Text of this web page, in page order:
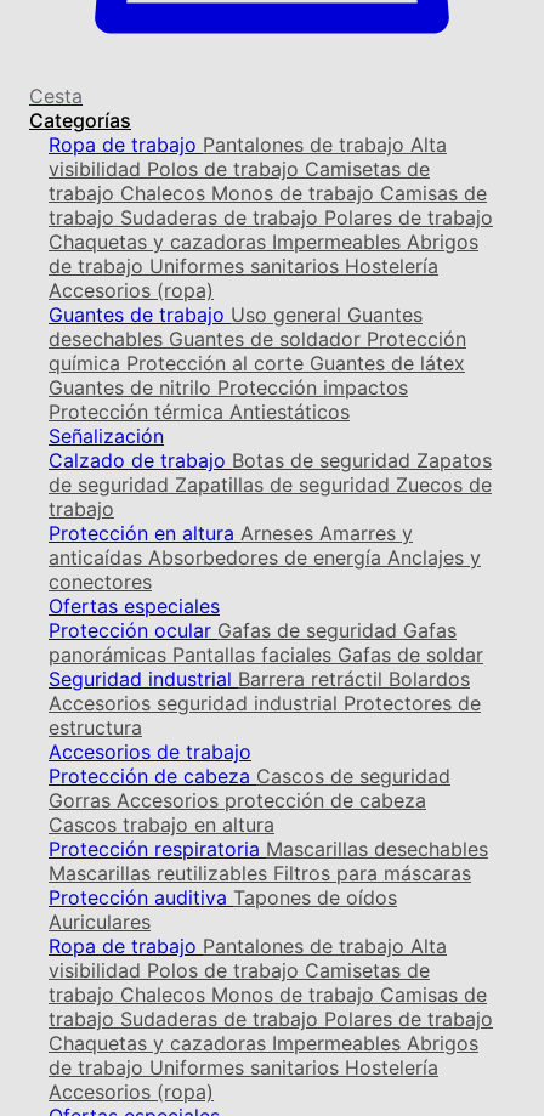
Cesta
Categorías
Ropa de trabajo Pantalones de trabajo Alta
visibilidad Polos de trabajo Camisetas de
trabajo Chalecos Monos de trabajo Camisas de
trabajo Sudaderas de trabajo Polares de trabajo
Chaquetas y cazadoras Impermeables Abrigos
de trabajo Uniformes sanitarios Hostelería
Accesorios (ropa)
Guantes de trabajo Uso general Guantes
desechables Guantes de soldador Protección
química Protección al corte Guantes de látex
Guantes de nitrilo Protección impactos
Protección térmica Antiestáticos
Señalización
Calzado de trabajo Botas de seguridad Zapatos
de seguridad Zapatillas de seguridad Zuecos de
trabajo
Protección en altura Arneses Amarres y
anticaídas Absorbedores de energía Anclajes y
conectores
Ofertas especiales
Protección ocular Gafas de seguridad Gafas
panorámicas Pantallas faciales Gafas de soldar
Seguridad industrial Barrera retráctil Bolardos
Accesorios seguridad industrial Protectores de
estructura
Accesorios de trabajo
Protección de cabeza Cascos de seguridad
Gorras Accesorios protección de cabeza
Cascos trabajo en altura
Protección respiratoria Mascarillas desechables
Mascarillas reutilizables Filtros para máscaras
Protección auditiva Tapones de oídos
Auriculares
Ropa de trabajo Pantalones de trabajo Alta
visibilidad Polos de trabajo Camisetas de
trabajo Chalecos Monos de trabajo Camisas de
trabajo Sudaderas de trabajo Polares de trabajo
Chaquetas y cazadoras Impermeables Abrigos
de trabajo Uniformes sanitarios Hostelería
Accesorios (ropa)